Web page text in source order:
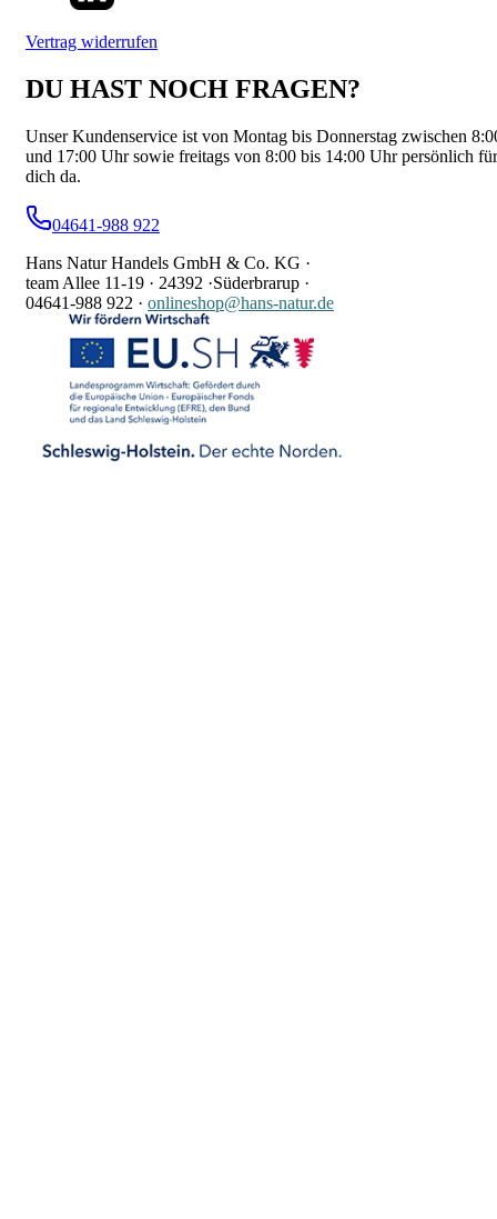
Vertrag widerrufen
DU HAST NOCH FRAGEN?
Unser Kundenservice ist von Montag bis Donnerstag zwischen
und 17:00 Uhr sowie freitags von 8:00 bis 14:00 Uhr persönlich für
dich da.
04641-988 922
Hans Natur Handels GmbH & Co. KG ·
team Allee 11-19 · 24392 ·Süderbrarup ·
04641-988 922 · onlineshop@hans-natur.de